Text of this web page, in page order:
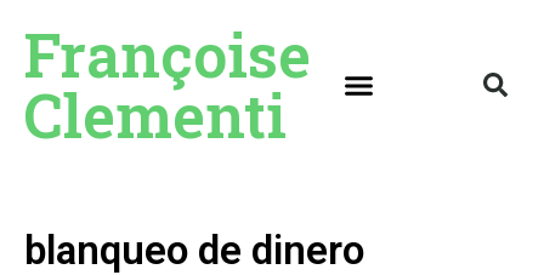
Françoise
Clementi
blanqueo de dinero